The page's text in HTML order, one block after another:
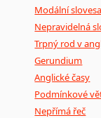
Modální slovesa
Nepravidelná
Trpný rod v
Gerundium
Anglické časy
Podmínkové
Nepřímá řeč